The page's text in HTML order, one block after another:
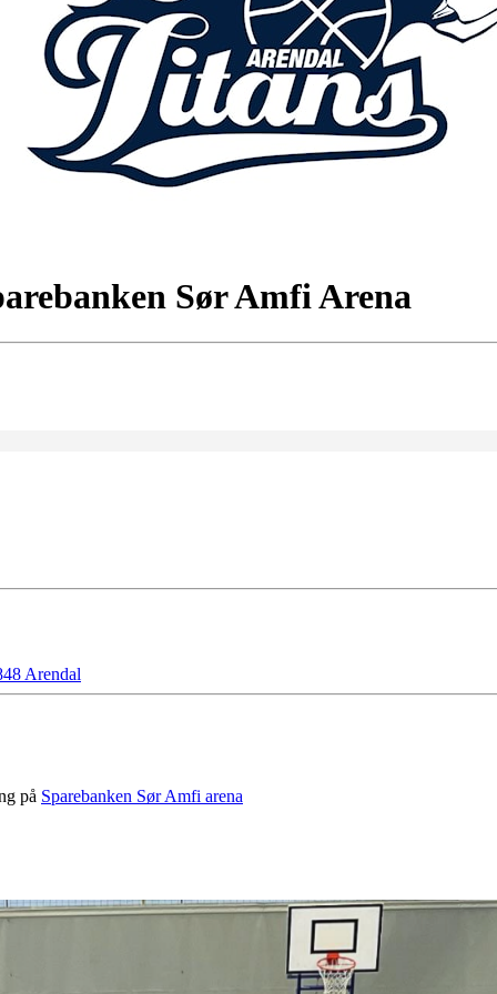
Sør Amfi Arena
Arendal
på Sparebanken Sør Amfi arena